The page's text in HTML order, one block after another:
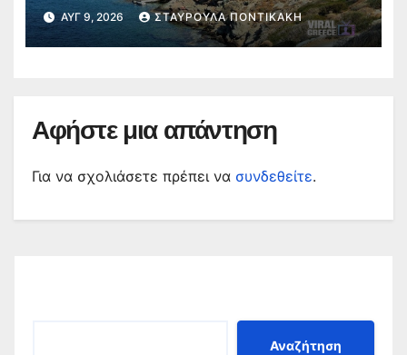
ΑΥΓ 9, 2026 ΣΤΑΥΡΟΎΛΑ ΠΟΝΤΙΚΆΚΗ
Αφήστε μια απάντηση
Για να σχολιάσετε πρέπει να συνδεθείτε.
Αναζήτηση